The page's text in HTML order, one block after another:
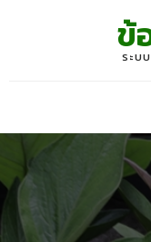
ข้
ระบ